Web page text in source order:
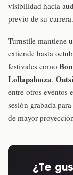
visibilidad hacia
previo de su carrera.
Turnstile mantiene
extiende hasta
festivales como
Lollapalooza,
entre otros eventos
sesión grabada
de mayor
¿Te